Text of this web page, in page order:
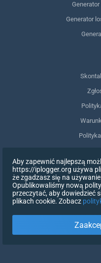
Generator
Aby zapewnić najlepszą
https://iplogger.org używa
że zgadzasz się na
Opublikowaliśmy nową
przeczytać, aby dowiedzieć
plikach cookie. Zobacz